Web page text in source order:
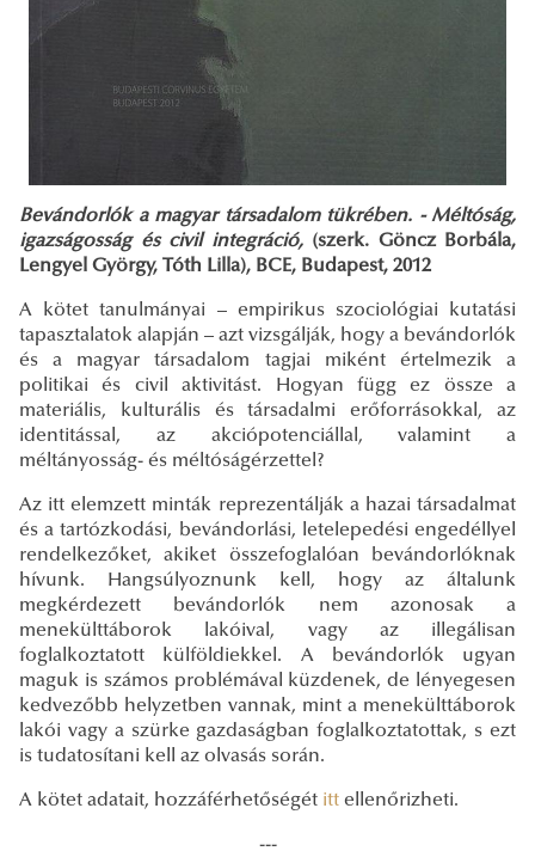
Bevándorlók a magyar társadalom tükrében. - Méltóság,
igazságosság és civil integráció,(szerk. Göncz Borbála,
Lengyel György, Tóth Lilla), BCE, Budapest, 2012
A kötet tanulmányai – empirikus szociológiai kutatási
tapasztalatok alapján – azt vizsgálják, hogy a bevándorlók
és a magyar társadalom tagjai miként értelmezik a
politikai és civil aktivitást. Hogyan függ ez össze a
materiális, kulturális és társadalmi erőforrásokkal, az
identitással, az akciópotenciállal, valamint a
méltányosság- és méltóságérzettel?
Az itt elemzett minták reprezentálják a hazai társadalmat
és a tartózkodási, bevándorlási, letelepedési engedéllyel
rendelkezőket, akiket összefoglalóan bevándorlóknak
hívunk. Hangsúlyoznunk kell, hogy az általunk
megkérdezett bevándorlók nem azonosak a
menekülttáborok lakóival, vagy az illegálisan
foglalkoztatott külföldiekkel. A bevándorlók ugyan
maguk is számos problémával küzdenek, de lényegesen
kedvezőbb helyzetben vannak, mint a menekülttáborok
lakói vagy a szürke gazdaságban foglalkoztatottak, s ezt
is tudatosítani kell az olvasás során.
A kötet adatait, hozzáférhetőségét itt ellenőrizheti.
---